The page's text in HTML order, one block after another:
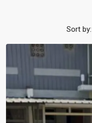
Sort by: